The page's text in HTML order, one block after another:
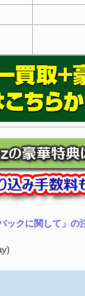
クに関して」の